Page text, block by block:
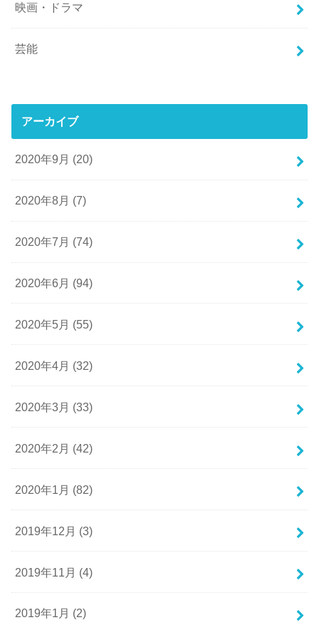
映画・ドラマ
芸能
アーカイブ
2020年9月 (20)
2020年8月 (7)
2020年7月 (74)
2020年6月 (94)
2020年5月 (55)
2020年4月 (32)
2020年3月 (33)
2020年2月 (42)
2020年1月 (82)
2019年12月 (3)
2019年11月 (4)
2019年1月 (2)